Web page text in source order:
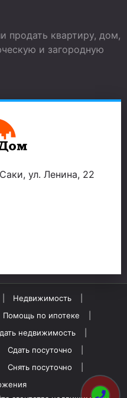
квартиру, дом,
и загородную
ул. Ленина, 22
Недвижимость
Помощь по ипотеке
недвижимость
Сдать посуточно
Снять посуточно